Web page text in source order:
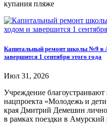
купания пляже
Капитальный ремонт школы №9 в
завершится 1 сентября этого года
Июл 31, 2026
Учреждение благоустраивают
нацпроекта «Молодежь и
края Дмитрий Демешин
в рамках поездки в Амурский